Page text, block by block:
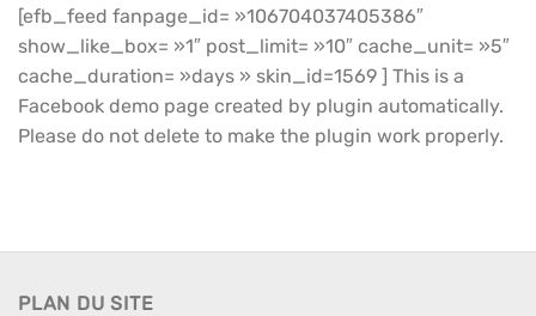
[efb_feed fanpage_id= »106704037405386″
show_like_box= »1″ post_limit= »10″ cache_unit= »5″
cache_duration= »days » skin_id=1569 ] This is a
Facebook demo page created by plugin automatically.
Please do not delete to make the plugin work properly.
PLAN DU SITE